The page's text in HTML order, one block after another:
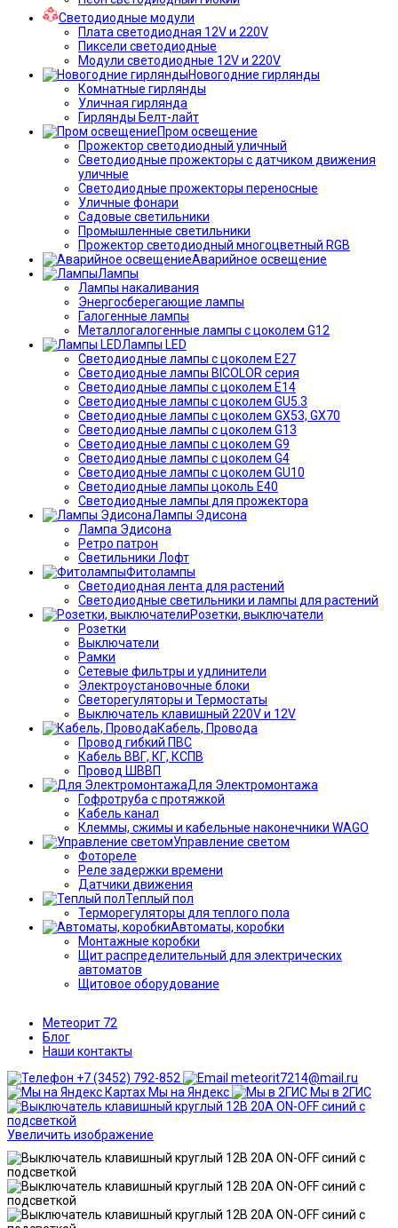
Светодиодные модули
Плата светодиодная 12V и 220V
Пиксели светодиодные
Модули светодиодные 12V и 220V
Новогодние гирлянды
Комнатные гирлянды
Уличная гирлянда
Гирлянды Белт-лайт
Пром освещение
Прожектор светодиодный уличный
Светодиодные прожекторы с датчиком движения
уличные
Светодиодные прожекторы переносные
Уличные фонари
Садовые светильники
Промышленные светильники
Прожектор светодиодный многоцветный RGB
Аварийное освещение
Лампы
Лампы накаливания
Энергосберегающие лампы
Галогенные лампы
Металлогалогенные лампы с цоколем G12
Лампы LED
Светодиодные лампы с цоколем E27
Светодиодные лампы BICOLOR серия
Светодиодные лампы с цоколем E14
Светодиодные лампы с цоколем GU5.3
Светодиодные лампы с цоколем GX53, GX70
Светодиодные лампы с цоколем G13
Светодиодные лампы с цоколем G9
Светодиодные лампы с цоколем G4
Светодиодные лампы с цоколем GU10
Светодиодные лампы цоколь Е40
Светодиодные лампы для прожектора
Лампы Эдисона
Лампа Эдисона
Ретро патрон
Светильники Лофт
Фитолампы
Светодиодная лента для растений
Светодиодные светильники и лампы для растений
Розетки, выключатели
Розетки
Выключатели
Рамки
Сетевые фильтры и удлинители
Электроустановочные блоки
Светорегуляторы и Термостаты
Выключатель клавишный 220V и 12V
Кабель, Провода
Провод гибкий ПВС
Кабель ВВГ, КГ, КСПВ
Провод ШВВП
Для Электромонтажа
Гофротруба с протяжкой
Кабель канал
Клеммы, сжимы и кабельные наконечники WAGO
Управление светом
Фотореле
Реле задержки времени
Датчики движения
Теплый пол
Терморегуляторы для теплого пола
Автоматы, коробки
Монтажные коробки
Щит распределительный для электрических
автоматов
Щитовое оборудование
Метеорит 72
Блог
Наши контакты
+7 (3452) 792-852
meteorit7214@mail.ru
Мы на Яндекс
Мы в 2ГИС
Увеличить изображение